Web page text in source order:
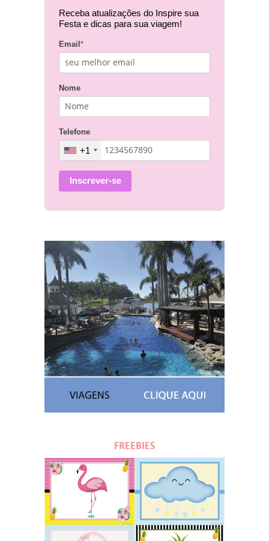
Receba atualizações do Inspire sua
Festa e dicas para sua viagem!
Email*
Nome
Telefone
+1
Inscrever-se
FREEBIES